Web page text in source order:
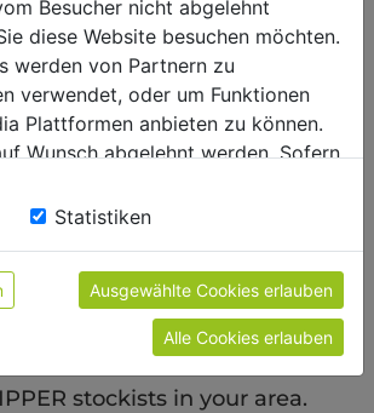
the whole range of our
catalogue.
stockists in your area.
Besucher nicht abgelehnt
diese Website besuchen möchten.
werden von Partnern zu
verwendet, oder um Funktionen
Plattformen anbieten zu können.
Wunsch abgelehnt werden. Sofern
Cookies.
Statistiken
Ausgewählte Cookies erlauben
Alle Cookies erlauben